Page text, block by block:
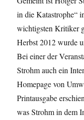
in die Katastrophe“
wichtigsten Kritiker
Herbst 2012 wurde
Bei einer der
Strohm auch ein
Homepage von
Printausgabe
was Strohm in dem